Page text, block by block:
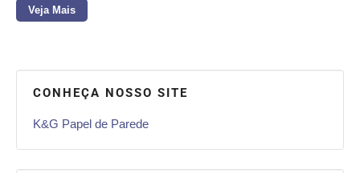
Veja Mais
CONHEÇA NOSSO SITE
K&G Papel de Parede